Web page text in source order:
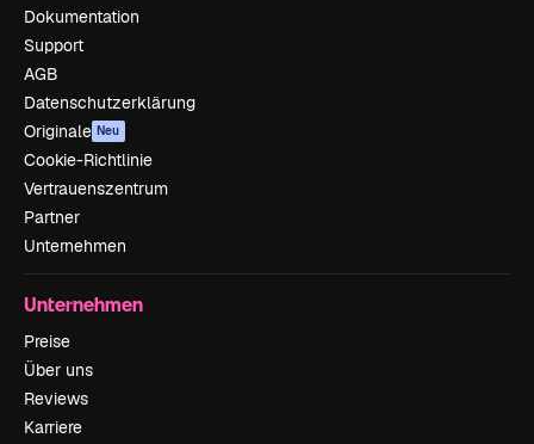
Dokumentation
Support
AGB
Datenschutzerklärung
Originale Neu
Cookie-Richtlinie
Vertrauenszentrum
Partner
Unternehmen
Unternehmen
Preise
Über uns
Reviews
Karriere